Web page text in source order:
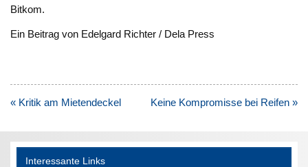
Bitkom.
Ein Beitrag von Edelgard Richter / Dela Press
Beitragsnavigation
« Kritik am Mietendeckel Keine Kompromisse bei Reifen »
Interessante Links